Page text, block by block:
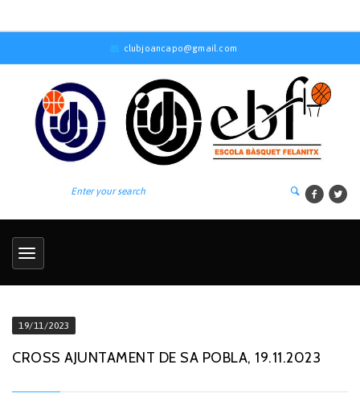
clubjoancapo@gmail.com
19/11/2023
CROSS AJUNTAMENT DE SA POBLA, 19.11.2023